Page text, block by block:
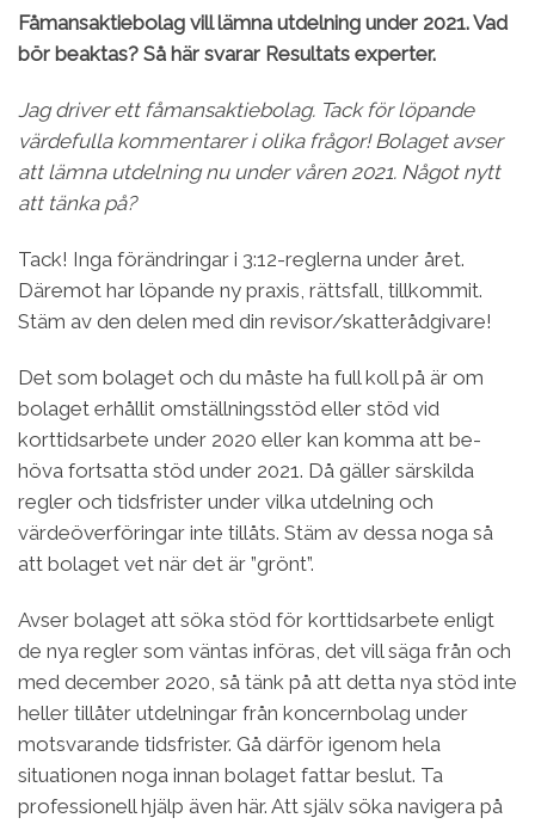
Fåmansaktiebolag vill lämna utdelning under 2021. Vad
bör beaktas? Så här svarar Resultats experter.
Jag driver ett fåmansaktiebolag. Tack för löpande
värdefulla kommentarer i olika frågor! Bolaget avser
att lämna utdelning nu under våren 2021. Något nytt
att tänka på?
Tack! Inga förändringar i 3:12-reglerna under året.
Däremot har löpande ny praxis, rättsfall, tillkommit.
Stäm av den delen med din revisor/skatterådgivare!
Det som bolaget och du måste ha full koll på är om
bolaget erhållit omställningsstöd eller stöd vid
korttidsarbete under 2020 eller kan komma att be­
höva fortsatta stöd under 2021. Då gäller särskilda
regler och tidsfrister under vilka utdelning och
värdeöverföringar inte tillåts. Stäm av dessa noga så
att bolaget vet när det är ”grönt”.
Avser bolaget att söka stöd för korttidsarbete enligt
de nya regler som väntas införas, det vill säga från och
med december 2020, så tänk på att detta nya stöd inte
heller tillåter utdelningar från koncernbolag under
motsvarande tidsfrister. Gå därför igenom hela
situationen noga innan bolaget fattar beslut. Ta
professionell hjälp även här. Att själv söka navigera på